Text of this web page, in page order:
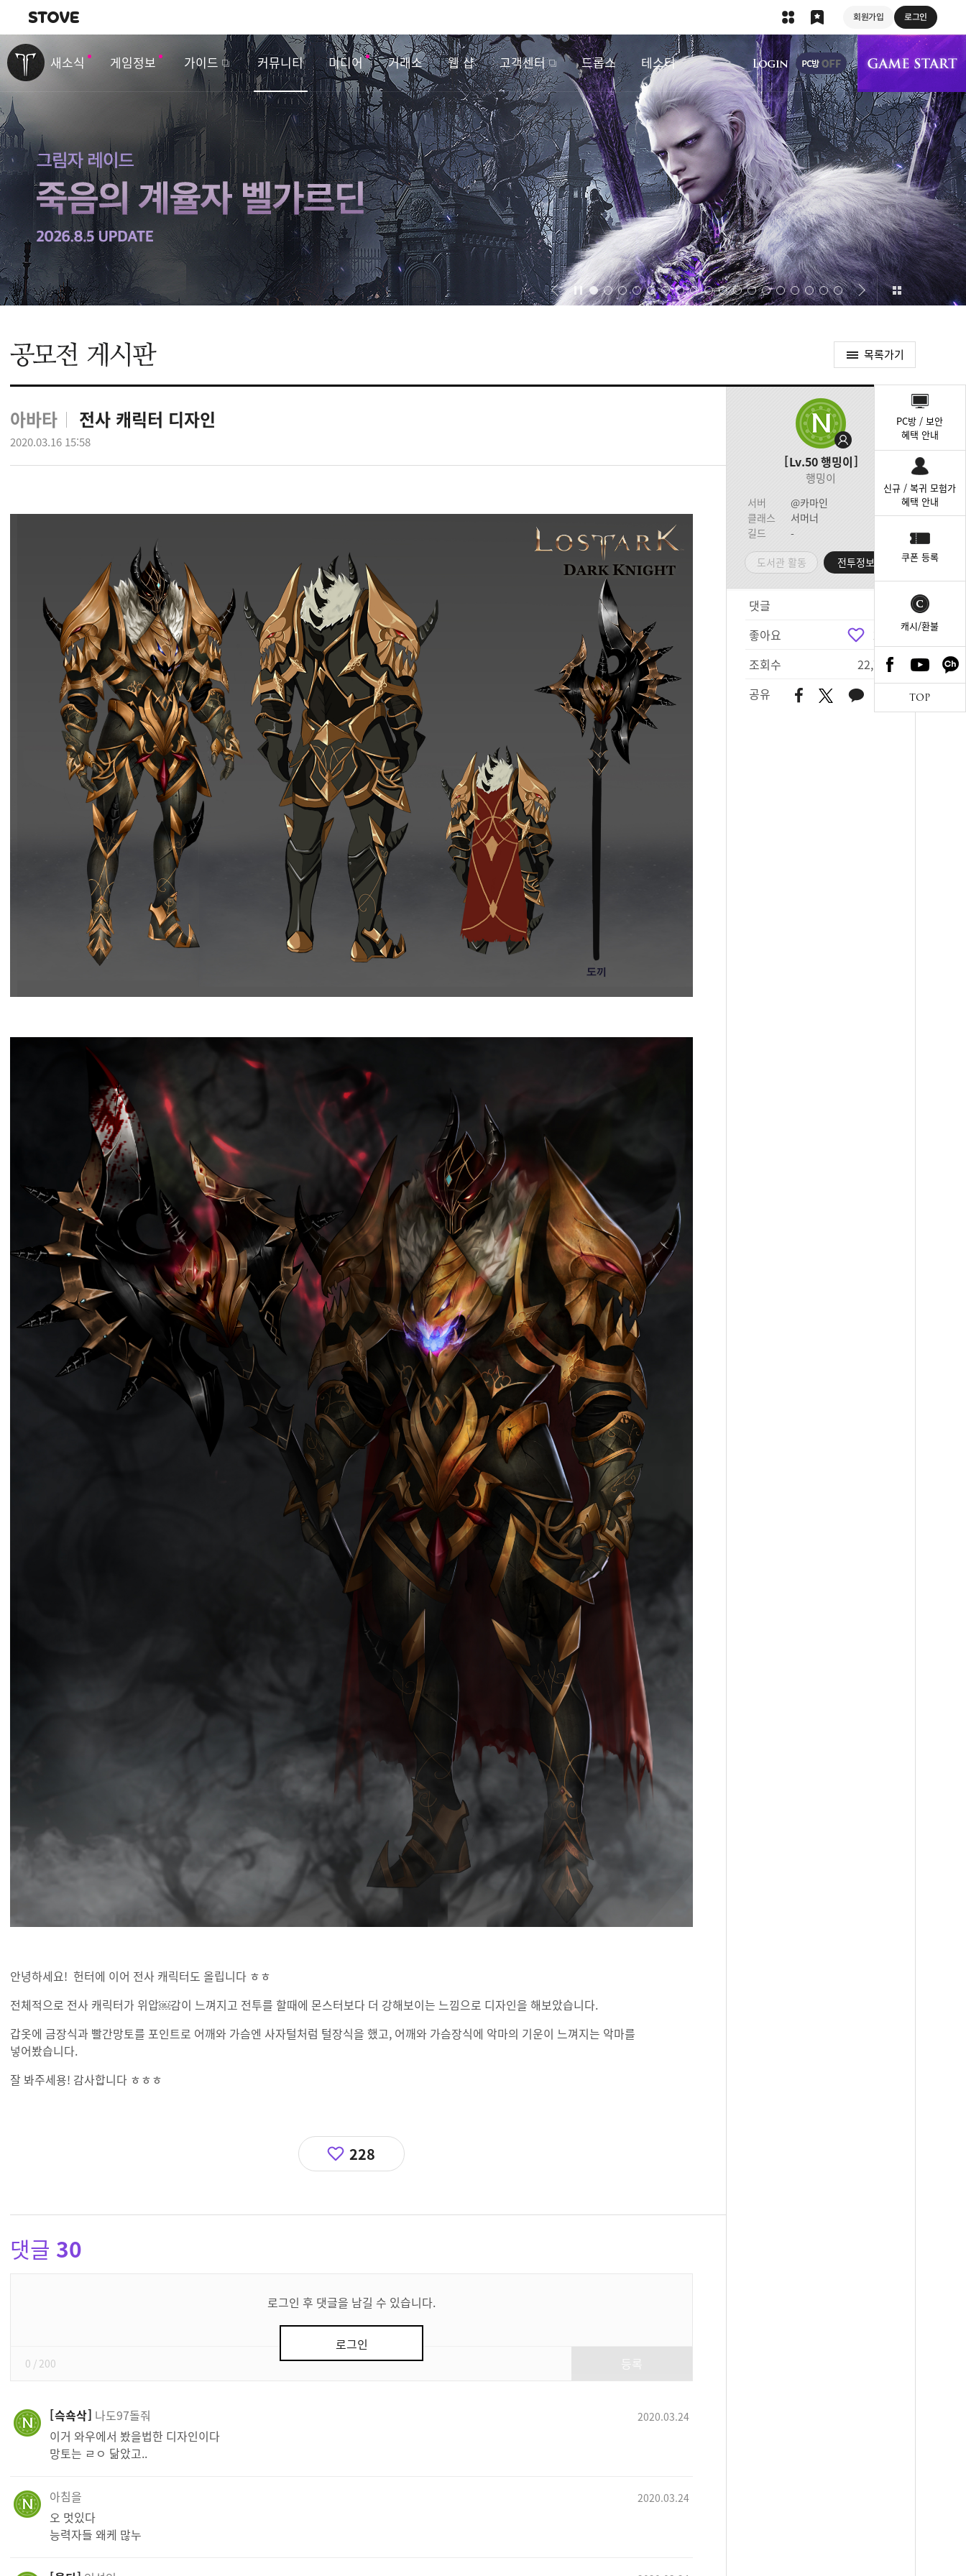
회원가입 로그인
내비게이션
새소식 게임정보 가이드 커뮤니티 미디어 거래소 웹 샵 고객센터 드롭스 테스터
상단 메뉴
벤
트
&
업
데
이
트
목록가기
아바타 전사 캐릭터 디자인
2020.03.16 15:58
Lv.50행밍이
행밍이
서버
@카마인
클래스
서머너
길드
-
도서관 활동 전투정보실
댓글
좋아요
228
조회수
22,706
공유
안녕하세요! 헌터에 이어 전사 캐릭터도 올립니다 ㅎㅎ
전체적으로 전사 캐릭터가 위압￼감이 느껴지고 전투를 할때에 몬스터보다 더 강해보이는 느낌으로 디자인을 해보았습니다.
갑옷에 금장식과 빨간망토를 포인트로 어깨와 가슴엔 사자털처럼 털장식을 했고, 어깨와 가슴장식에 악마의 기운이 느껴지는 악마를
넣어봤습니다.
잘 봐주세용! 감사합니다 ㅎㅎㅎ
228
댓글 30
로그인 후 댓글을 남길 수 있습니다.
로그인
0 / 200
슥쇽삭 나도97돌줘 2020.03.24
이거 와우에서 봤을법한 디자인이다
망토는 ㄹㅇ 닮았고..
아침을 2020.03.24
오 멋있다
능력자들 왜케 많누
PC방 / 보안
혜택 안내
신규 / 복귀 모험가
혜택 안내
쿠폰 등록
캐시/환불
TOP